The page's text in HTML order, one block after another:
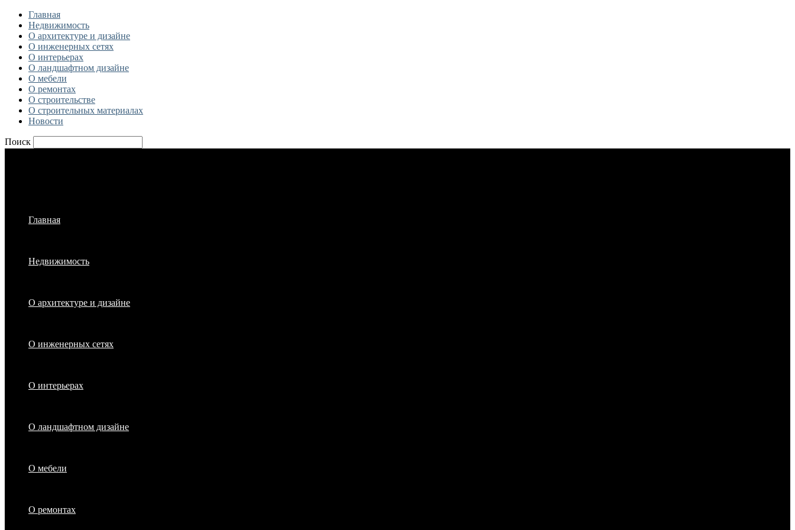
Главная
Недвижимость
О архитектуре и дизайне
О инженерных сетях
О интерьерах
О ландшафтном дизайне
О мебели
О ремонтах
О строительстве
О строительных материалах
Новости
Поиск
Главная
Недвижимость
О архитектуре и дизайне
О инженерных сетях
О интерьерах
О ландшафтном дизайне
О мебели
О ремонтах